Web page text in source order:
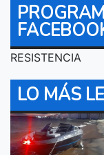
RESISTENCIA
LO MÁS